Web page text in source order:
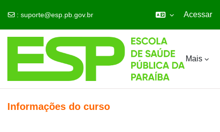
: suporte@esp.pb.gov.br Acessar
Mais
Informações do curso